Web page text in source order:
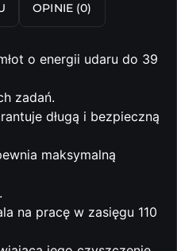
OPINIE (0)
o energii udaru do 39
zadań.
długą i bezpieczną
maksymalną
na pracę w zasięgu 110